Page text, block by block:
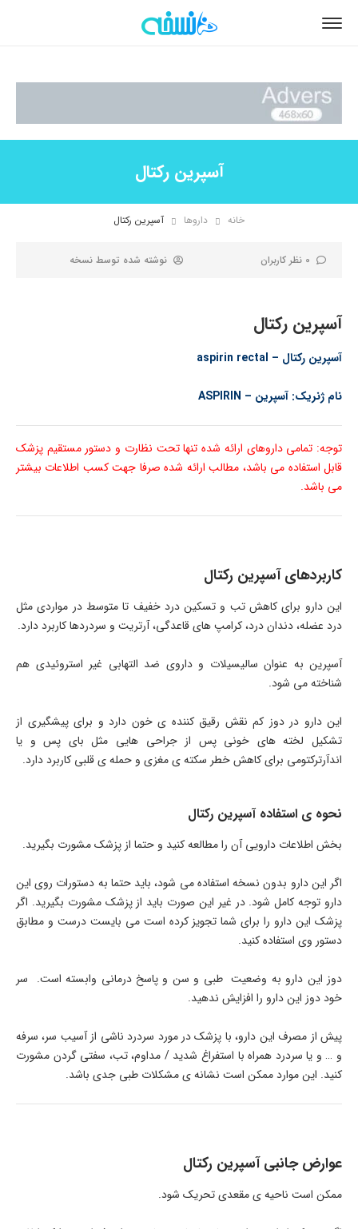
آسپرین رکتال
خانه داروها آسپرین رکتال
0 نظر کاربران نوشته شده توسط نسخه
آسپرین رکتال
آسپرین رکتال – aspirin rectal
نام ژنریک: آسپرین – ASPIRIN
توجه: تمامی داروهای ارائه شده تنها تحت نظارت و دستور مستقیم پزشک
قابل استفاده می باشد، مطالب ارائه شده صرفا جهت کسب اطلاعات بیشتر
می باشد.
کاربردهای آسپرین رکتال
این دارو برای کاهش تب و تسکین درد خفیف تا متوسط در مواردی مثل
درد عضله، دندان درد، کرامپ های قاعدگی، آرتریت و سردردها کاربرد دارد.
آسپرین به عنوان سالیسیلات و داروی ضد التهابی غیر استروئیدی هم
شناخته می شود.
این دارو در دوز کم نقش رقیق کننده ی خون دارد و برای پیشگیری از
تشکیل لخته های خونی پس از جراحی هایی مثل بای پس و یا
اندآرترکتومی برای کاهش خطر سکته ی مغزی و حمله ی قلبی کاربرد دارد.
نحوه ی استفاده آسپرین رکتال
بخش اطلاعات دارویی آن را مطالعه کنید و حتما از پزشک مشورت بگیرید.
اگر این دارو بدون نسخه استفاده می شود، باید حتما به دستورات روی این
دارو توجه کامل شود. در غیر این صورت باید از پزشک مشورت بگیرید. اگر
پزشک این دارو را برای شما تجویز کرده است می بایست درست و مطابق
دستور وی استفاده کنید.
دوز این دارو به وضعیت طبی و سن و پاسخ درمانی وابسته است. سر
خود دوز این دارو را افزایش ندهید.
پیش از مصرف این دارو، با پزشک در مورد سردرد ناشی از آسیب سر، سرفه
و … و یا سردرد همراه با استفراغ شدید / مداوم، تب، سفتی گردن مشورت
کنید. این موارد ممکن است نشانه ی مشکلات طبی جدی باشد.
عوارض جانبی آسپرین رکتال
ممکن است ناحیه ی مقعدی تحریک شود.